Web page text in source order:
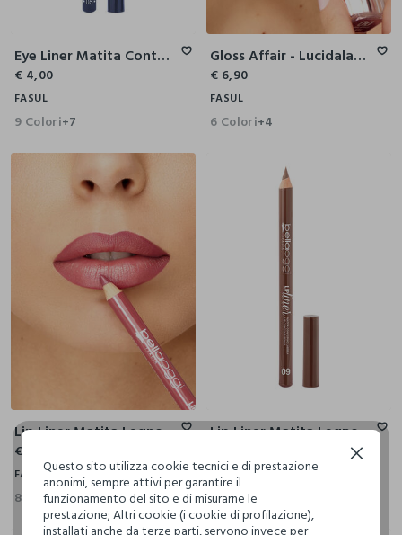
Eye Liner Matita Contorno Occhi
€ 4,00
FASUL
9 Colori+7
Gloss Affair - Lucidalabbra Rimpolpante Nutritivo
€ 6,90
FASUL
6 Colori+4
Lip Liner Matita Legno
€ 4,00
FASUL
8 Colori+6
Lip Liner Matita Legno
FASUL
8 Colori
Questo sito utilizza cookie tecnici e di prestazione
anonimi, sempre attivi per garantire il
funzionamento del sito e di misurarne le
prestazione; Altri cookie (i cookie di profilazione),
Continua senza accettare